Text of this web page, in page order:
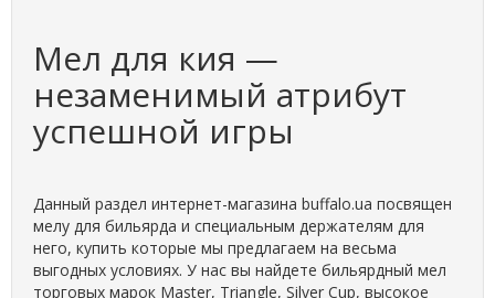
Мел для кия —
незаменимый атрибут
успешной игры
Данный раздел интернет-магазина buffalo.ua посвящен
мелу для бильярда и специальным держателям для
него, купить которые мы предлагаем на весьма
выгодных условиях. У нас вы найдете бильярдный мел
торговых марок Master, Triangle, Silver Cup, высокое